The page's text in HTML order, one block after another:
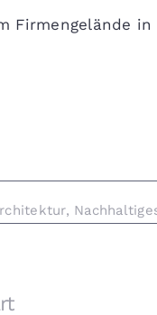
Firmengelände
,